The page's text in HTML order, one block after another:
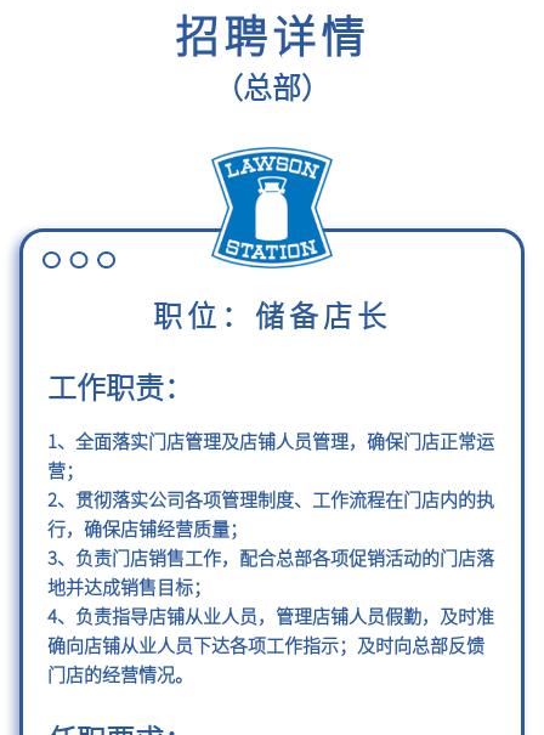
招聘详情
（总部）
职位：储备店长
工作职责：
1、全面落实门店管理及店铺人员管理，确保门店正常运
营；
2、贯彻落实公司各项管理制度、工作流程在门店内的执
行，确保店铺经营质量；
3、负责门店销售工作，配合总部各项促销活动的门店落
地并达成销售目标；
4、负责指导店铺从业人员，管理店铺人员假勤，及时准
确向店铺从业人员下达各项工作指示；及时向总部反馈
门店的经营情况。